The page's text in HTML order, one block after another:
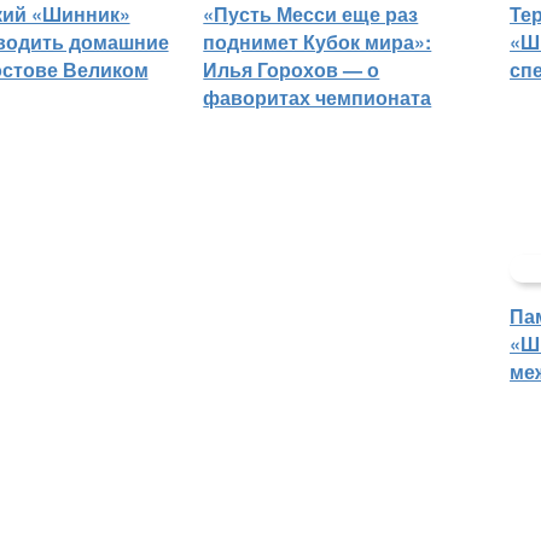
«Шинник»
домашние
Великом
«Пусть Месси еще раз
поднимет Кубок мира»:
Илья Горохов — о
фаворитах чемпионата